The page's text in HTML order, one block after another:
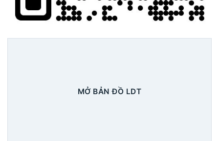
MỞ BẢN ĐỒ LDT